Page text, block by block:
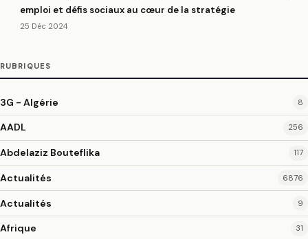
emploi et défis sociaux au cœur de la stratégie
25 Déc 2024
RUBRIQUES
3G - Algérie 8
AADL 256
Abdelaziz Bouteflika 117
Actualités 6876
Actualités 9
Afrique 31